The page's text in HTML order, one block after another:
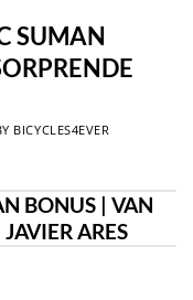
SUMAN
BICYCLES4EVER
BONUS | VAN
ARES